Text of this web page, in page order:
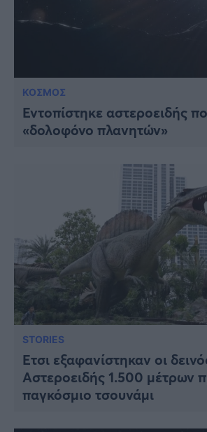
Viral
Pet
Πίστη
ΚΟΣΜΟΣ
Εντοπίστηκε αστεροειδής
«δολοφόνο πλανητών»
STORIES
Ετσι εξαφανίστηκαν οι
Aστεροειδής 1.500 μέτρων
παγκόσμιο τσουνάμι